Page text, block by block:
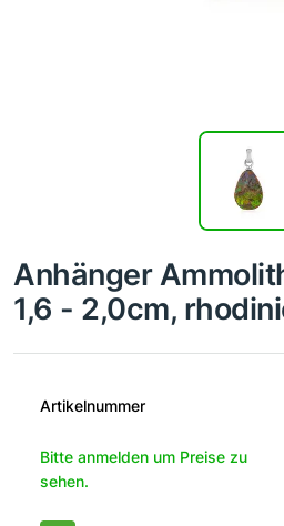
Anhänger
1,6 - 2,0cm,
Artikelnummer
Bitte anmelden um Preise zu
sehen.